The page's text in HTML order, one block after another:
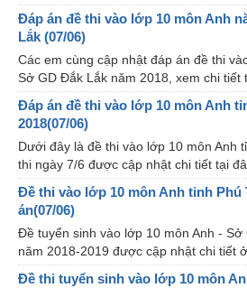
Đáp án đề thi vào lớp 10 môn Anh
Lắk (07/06)
Các em cùng cập nhật đáp án đề thi
Sở GD Đắk Lắk năm 2018, xem chi tiết
Đáp án đề thi vào lớp 10 môn Anh
2018(07/06)
Dưới đây là đề thi vào lớp 10 môn Anh
thi ngày 7/6 được cập nhật chi tiết tại
Đề thi vào lớp 10 môn Anh tỉnh Phú
án(07/06)
Đề tuyển sinh vào lớp 10 môn Anh - Sở
năm 2018-2019 được cập nhật chi tiết
Đề thi tuyển sinh vào lớp 10 môn